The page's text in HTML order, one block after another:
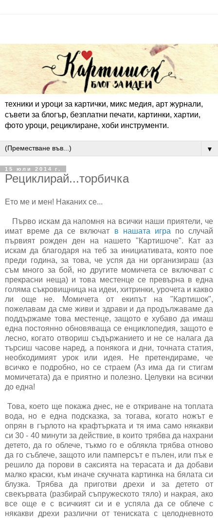
техники и уроци за картички, микс медия, арт журнали,
съвети за блогър, безплатни печати, картинки, хартии,
фото уроци, рециклиране, хоби инструменти.
▼
15 юли 2014 г.
Рециклирай...торбичка
Ето ме и мен! Наканих се...
Първо искам да напомня на всички наши приятели, че
имат време да се включат в нашата игра по случай
първият рожден ден на нашето "Картишоче". Кат аз
искам да благодаря на теб за инициативата, която пое
преди година, за това, че успя да ни организираш (аз
съм много за бой, но другите момичета се включват с
прекрасни неща) и това местенце се превърна в една
голяма съкровищница на идеи, хитринки, урочета и какво
ли още не. Момичета от екипът на "Картишок",
пожелавам да сме живи и здрави и да продължаваме да
поддържаме това местенце, защото е хубаво да имаш
една постоянно обновяваща се енциклопедия, защото е
лесно, когато отвориш съдържанието и не се налага да
търсиш часове наред, а понякога и дни, точната статия,
необходимият урок или идея. Не претендираме, че
всичко е подробно, но се страем (Аз има да ги стигам
момичетата) да е приятно и полезно. Целувки на всички
до една!
Това, което ще покажа днес, не е откриване на топлата
вода, но е една подсказка, за тогава, когато ножът е
опрян в гърлото на крафтърката и тя има само някакви
си 30 - 40 минути за действие, в които трябва да нахрани
детето, да го облече, тъкмо го е облякла трябва отново
да го съблече, защото или памперсът е пълен, или пък е
решило да порови в саксията на терасата и да добави
малко краски, към иначе скучната картинка на бялата си
блузка. Трябва да приготви дрехи и за детето от
свекървата (разбирай съпружеското тяло) и накрая, ако
все още е с всичкият си и е успяла да се облече с
някакви дрехи различни от тениската с целодневното